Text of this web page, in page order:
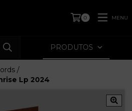
0 MENU
PRODUTOS
/
Lp 2024